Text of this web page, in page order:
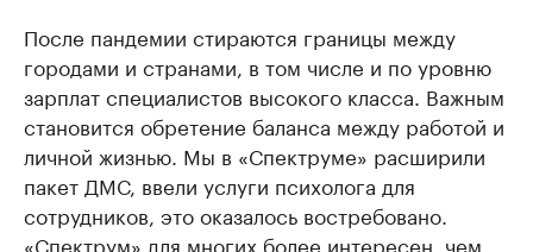
После пандемии стираются границы между
городами и странами, в том числе и по уровню
зарплат специалистов высокого класса. Важным
становится обретение баланса между работой и
личной жизнью. Мы в «Спектруме» расширили
пакет ДМС, ввели услуги психолога для
сотрудников, это оказалось востребовано.
«Спектрум» для многих более интересен, чем,